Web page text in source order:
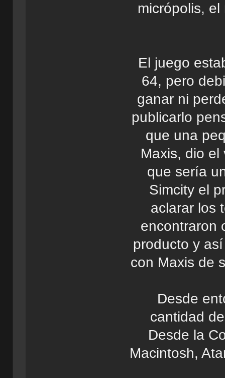
micrópolis,
El juego
64, pero
ganar ni
publicarlo
que una
Maxis, dio el
que sería
Simcity el
aclarar los
encontraron
producto y
con Maxis de
Desde
cantidad
Desde la
Macintosh,